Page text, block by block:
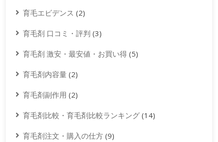
育毛エビデンス (2)
育毛剤 口コミ・評判 (3)
育毛剤 激安・最安値・お買い得 (5)
育毛剤内容量 (2)
育毛剤副作用 (2)
育毛剤比較・育毛剤比較ランキング (14)
育毛剤注文・購入の仕方 (9)